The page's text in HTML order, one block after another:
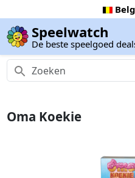
Speelwatch
De beste speelgoed
Oma Koekie